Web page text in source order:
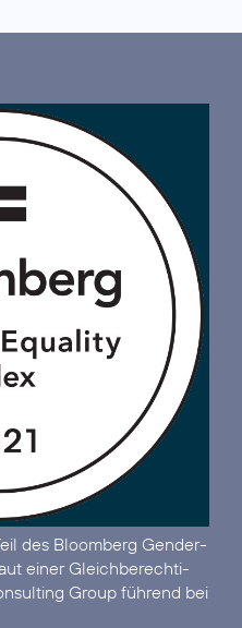
des Bloomberg Gender-
einer Gleich­berechti­
Group führend bei